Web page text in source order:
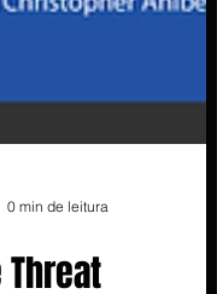
0 min de leitura